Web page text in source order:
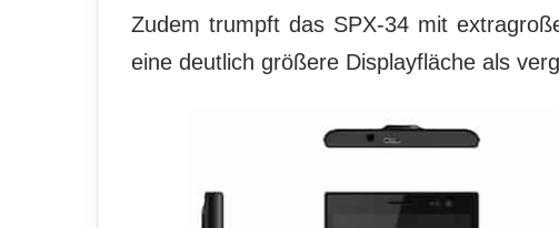
Zudem trumpft das SPX-34 mit
eine deutlich größere Displayfläche als